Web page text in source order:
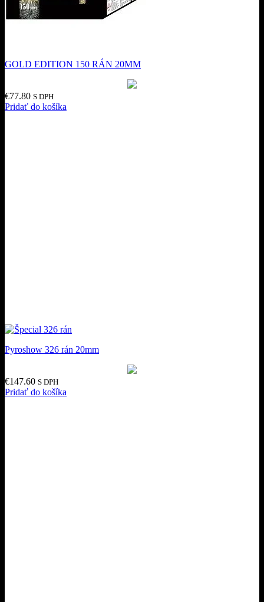
GOLD EDITION 150 RÁN 20MM
€77.80 S DPH
Pridať do košíka
Pyroshow 326 rán 20mm
€147.60 S DPH
Pridať do košíka